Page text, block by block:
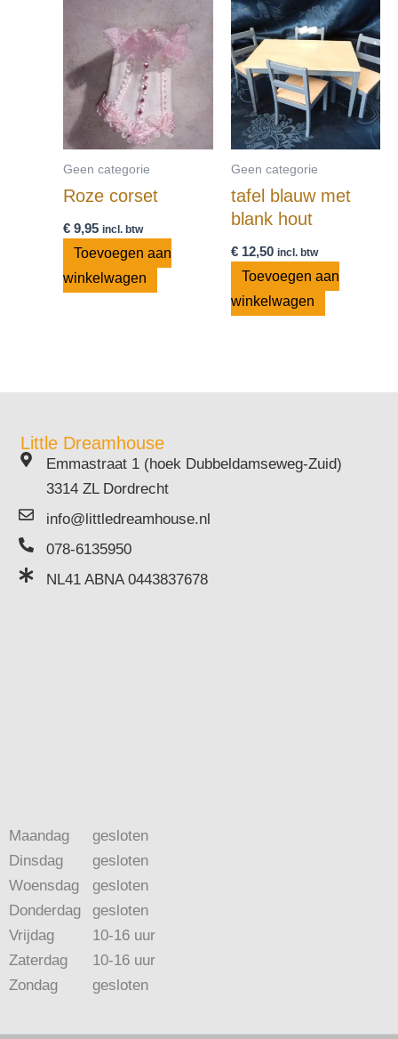
Geen categorie
Roze corset
€ 9,95 incl. btw
Toevoegen aan
winkelwagen
Geen categorie
tafel blauw met
blank hout
€12,50 incl. btw
Toevoegen aan
winkelwagen
Little Dreamhouse
Emmastraat 1 (hoek Dubbeldamseweg-Zuid)
3314 ZL Dordrecht
info@littledreamhouse.nl
078-6135950
NL41 ABNA 0443837678
Maandag
Dinsdag
Woensdag
Donderdag
Vrijdag
Zaterdag
Zondag
gesloten
gesloten
gesloten
gesloten
10-16 uur
10-16 uur
gesloten